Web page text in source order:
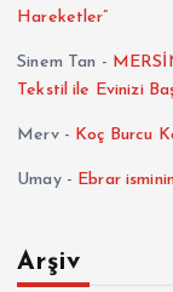
Hareketler”
Sinem Tan -
Tekstil ile Evinizi
Merv- Koç Burcu
Umay- Ebrar
Arşiv